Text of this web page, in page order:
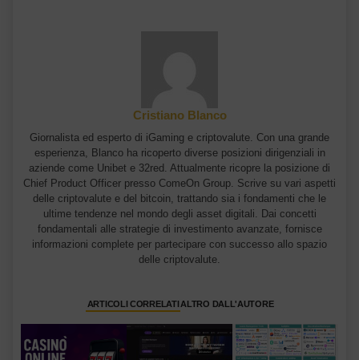
Cristiano Blanco
Giornalista ed esperto di iGaming e criptovalute. Con una grande
esperienza, Blanco ha ricoperto diverse posizioni dirigenziali in
aziende come Unibet e 32red. Attualmente ricopre la posizione di
Chief Product Officer presso ComeOn Group. Scrive su vari aspetti
delle criptovalute e del bitcoin, trattando sia i fondamenti che le
ultime tendenze nel mondo degli asset digitali. Dai concetti
fondamentali alle strategie di investimento avanzate, fornisce
informazioni complete per partecipare con successo allo spazio
delle criptovalute.
ARTICOLI CORRELATI ALTRO DALL'AUTORE